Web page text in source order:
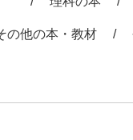
の他の本・教材